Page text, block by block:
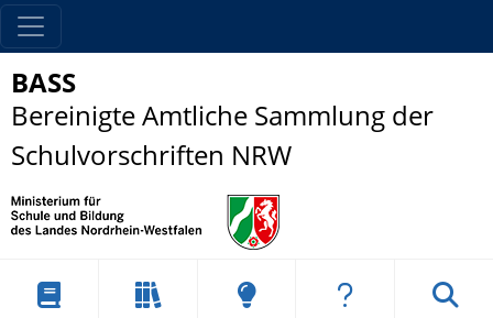
BASS
Bereinigte Amtliche Sammlung der
Schulvorschriften NRW